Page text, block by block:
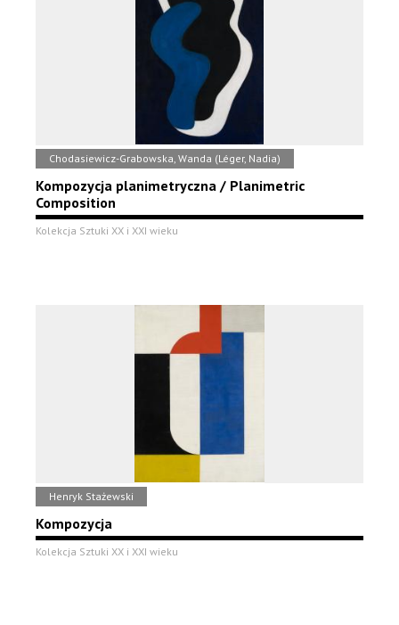
Chodasiewicz-Grabowska, Wanda (Léger, Nadia)
Kompozycja planimetryczna / Planimetric
Composition
Kolekcja Sztuki XX i XXI wieku
Henryk Stażewski
Kompozycja
Kolekcja Sztuki XX i XXI wieku